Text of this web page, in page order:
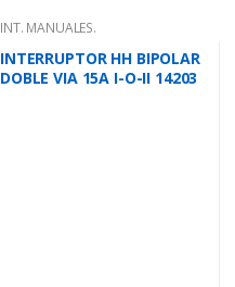
INT. MANUALES.
INTERRUPTOR HH BIPOLAR
DOBLE VIA 15A I-O-II 14203